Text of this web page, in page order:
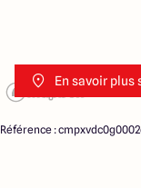
En savoir plus
Référence :